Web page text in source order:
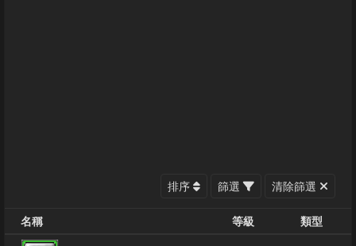
排序 篩選 清除篩選
名稱 等級 類型